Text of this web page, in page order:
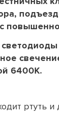
6400К.
ртуть